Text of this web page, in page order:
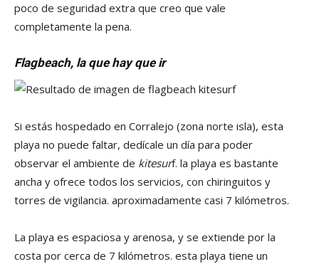
poco de seguridad extra que creo que vale
completamente la pena.
Flagbeach, la que hay que ir
Si estás hospedado en Corralejo (zona norte isla), esta
playa no puede faltar, dedícale un día para poder
observar el ambiente de kitesurf. la playa es bastante
ancha y ofrece todos los servicios, con chiringuitos y
torres de vigilancia. aproximadamente casi 7 kilómetros.
La playa es espaciosa y arenosa, y se extiende por la
costa por cerca de 7 kilómetros. esta playa tiene un